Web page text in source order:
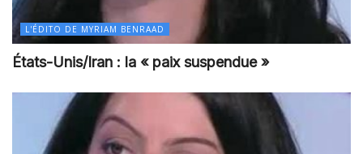
L'ÉDITO DE MYRIAM BENRAAD
États-Unis/Iran : la « paix suspendue »